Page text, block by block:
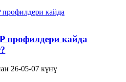
профилдери кайда
26-05-07 күнү